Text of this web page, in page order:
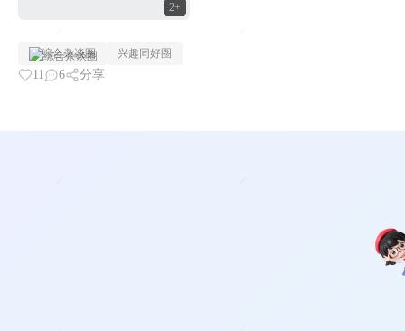
2+
综合杂谈圈 兴趣同好圈
11 6 分享